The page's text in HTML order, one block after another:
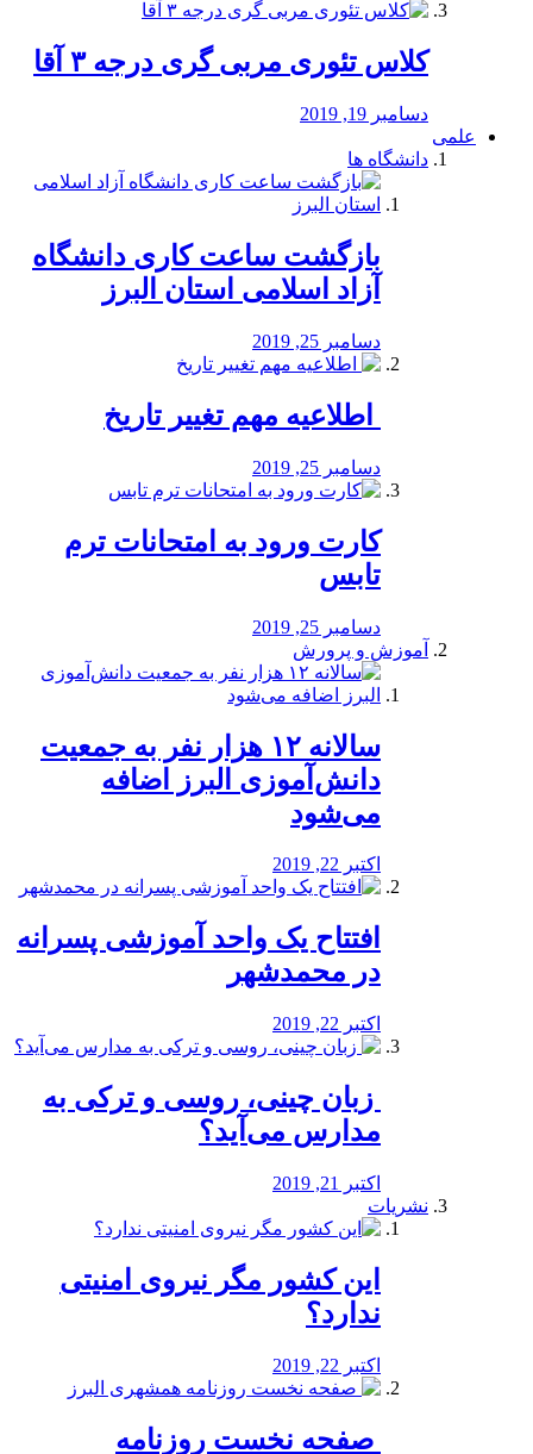
کلاس تئوری مربی گری درجه ۳ آقا
دسامبر 19, 2019
علمی
دانشگاه ها
بازگشت ساعت کاری دانشگاه
آزاد اسلامی استان البرز
دسامبر 25, 2019
️ اطلاعیه مهم تغییر تاریخ
دسامبر 25, 2019
کارت ورود به امتحانات ترم
تابس
دسامبر 25, 2019
آموزش و پرورش
️سالانه ۱۲ هزار نفر به جمعیت
دانش‌آموزی البرز اضافه
می‌شود
اکتبر 22, 2019
افتتاح یک واحد آموزشی پسرانه
در محمدشهر
اکتبر 22, 2019
️ زبان چینی، روسی و ترکی به
مدارس می‌آید؟
اکتبر 21, 2019
نشریات
این کشور مگر نیروی امنیتی
ندارد؟
اکتبر 22, 2019
️ صفحه نخست روزنامه‌